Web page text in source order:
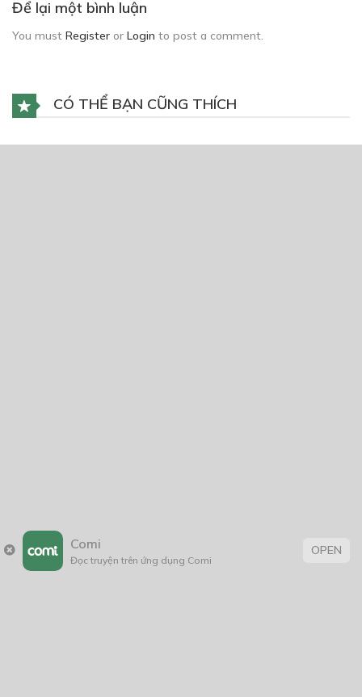
Để lại một bình luận
You must Register or Login to post a comment.
CÓ THỂ BẠN CŨNG THÍCH
Thẻ:
Comi
Đọc truyện trên ứng dụng Comi
OPEN